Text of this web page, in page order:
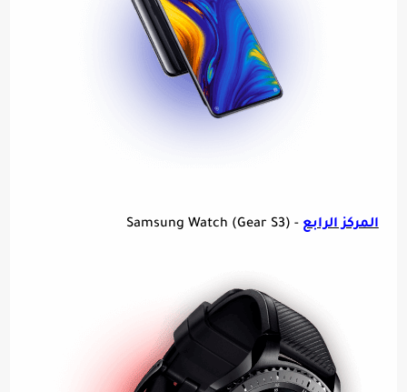
المركز الرابع - Samsung Watch (Gear S3)